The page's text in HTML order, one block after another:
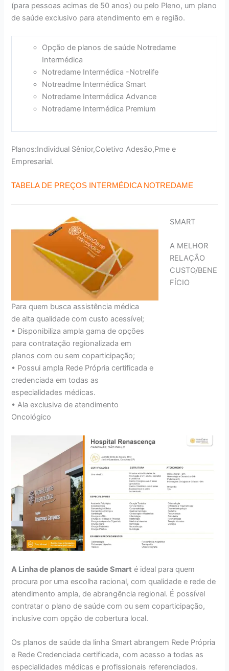
(para pessoas acimas de 50 anos) ou pelo Pleno, um plano
de saúde exclusivo para atendimento em e região.
Opção de planos de saúde Notredame
Intermédica
Notredame Intermédica -Notrelife
Notreadme Intermédica Smart
Notredame Intermédica Advance
Notredame Intermédica Premium
Planos:Individual Sênior,Coletivo Adesão,Pme e
Empresarial.
TABELA DE PREÇOS INTERMÉDICA NOTREDAME
SMART
A MELHOR
RELAÇÃO
CUSTO/BENE
FÍCIO
Para quem busca assistência médica
de alta qualidade com custo acessível;
• Disponibiliza ampla gama de opções
para contratação regionalizada em
planos com ou sem coparticipação;
• Possui ampla Rede Própria certificada e
credenciada em todas as
especialidades médicas.
• Ala exclusiva de atendimento
Oncológico
A Linha de planos de saúde Smart é ideal para quem
procura por uma escolha racional, com qualidade e rede de
atendimento ampla, de abrangência regional. É possível
contratar o plano de saúde com ou sem coparticipação,
inclusive com opção de cobertura local.
Os planos de saúde da linha Smart abrangem Rede Própria
e Rede Credenciada certificada, com acesso a todas as
especialidades médicas e profissionais referenciados.